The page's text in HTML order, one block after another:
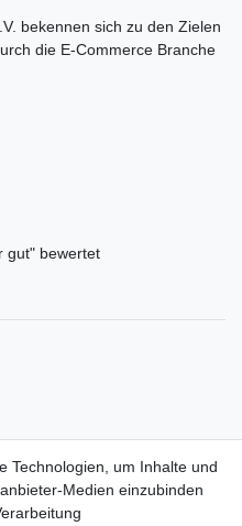
bekennen sich zu den Zielen
die E-Commerce Branche
gut" bewertet
Technologien, um Inhalte und
Medien einzubinden